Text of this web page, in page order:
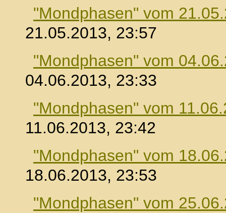
"Mondphasen" vom
21.05.2013, 23:57
"Mondphasen" vom
04.06.2013, 23:33
"Mondphasen" vom
11.06.2013, 23:42
"Mondphasen" vom
18.06.2013, 23:53
"Mondphasen" vom